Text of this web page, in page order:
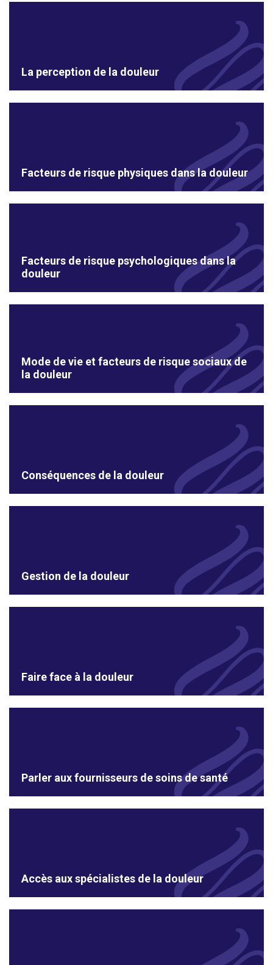
La perception de la douleur
Facteurs de risque physiques dans la douleur
Facteurs de risque psychologiques dans la
douleur
Mode de vie et facteurs de risque sociaux de
la douleur
Conséquences de la douleur
Gestion de la douleur
Faire face à la douleur
Parler aux fournisseurs de soins de santé
Accès aux spécialistes de la douleur